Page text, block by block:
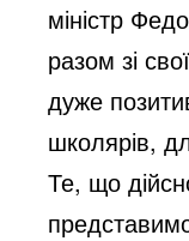
міністр
разом зі
дуже
школярів,
Те, що